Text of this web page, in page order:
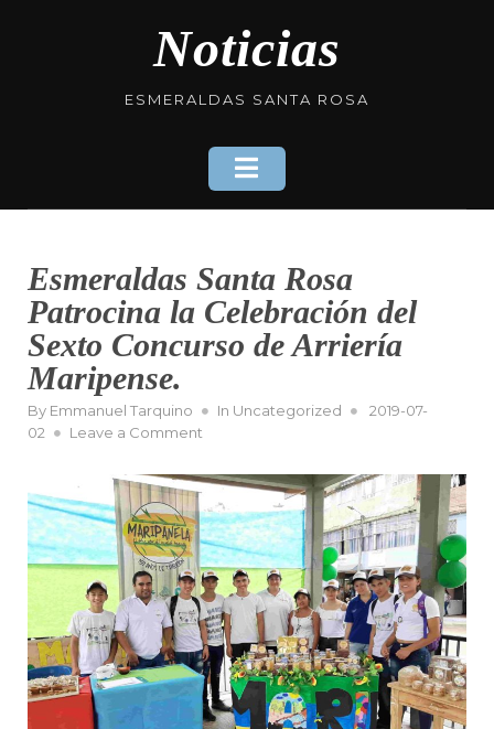
Noticias
ESMERALDAS SANTA ROSA
Esmeraldas Santa Rosa
Patrocina la Celebración del
Sexto Concurso de Arriería
Maripense.
By Emmanuel Tarquino In Uncategorized
Posted
2019-07-
02
Leave a Comment
Santa
Patrocina
la
Celebración
del
Sexto
Concurso
de
Arriería
Maripense.